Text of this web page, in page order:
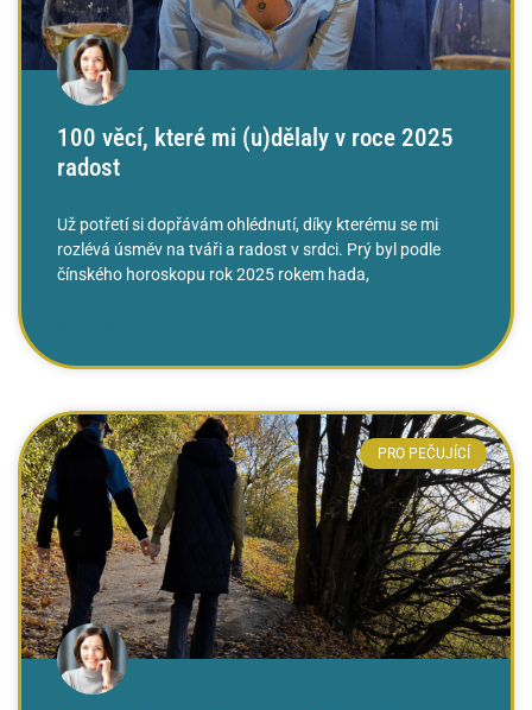
100 věcí, které mi (u)dělaly v roce 2025
radost
Už potřetí si dopřávám ohlédnutí, díky kterému se mi
rozlévá úsměv na tváři a radost v srdci. Prý byl podle
čínského horoskopu rok 2025 rokem hada,
PRO PEČUJÍCÍ